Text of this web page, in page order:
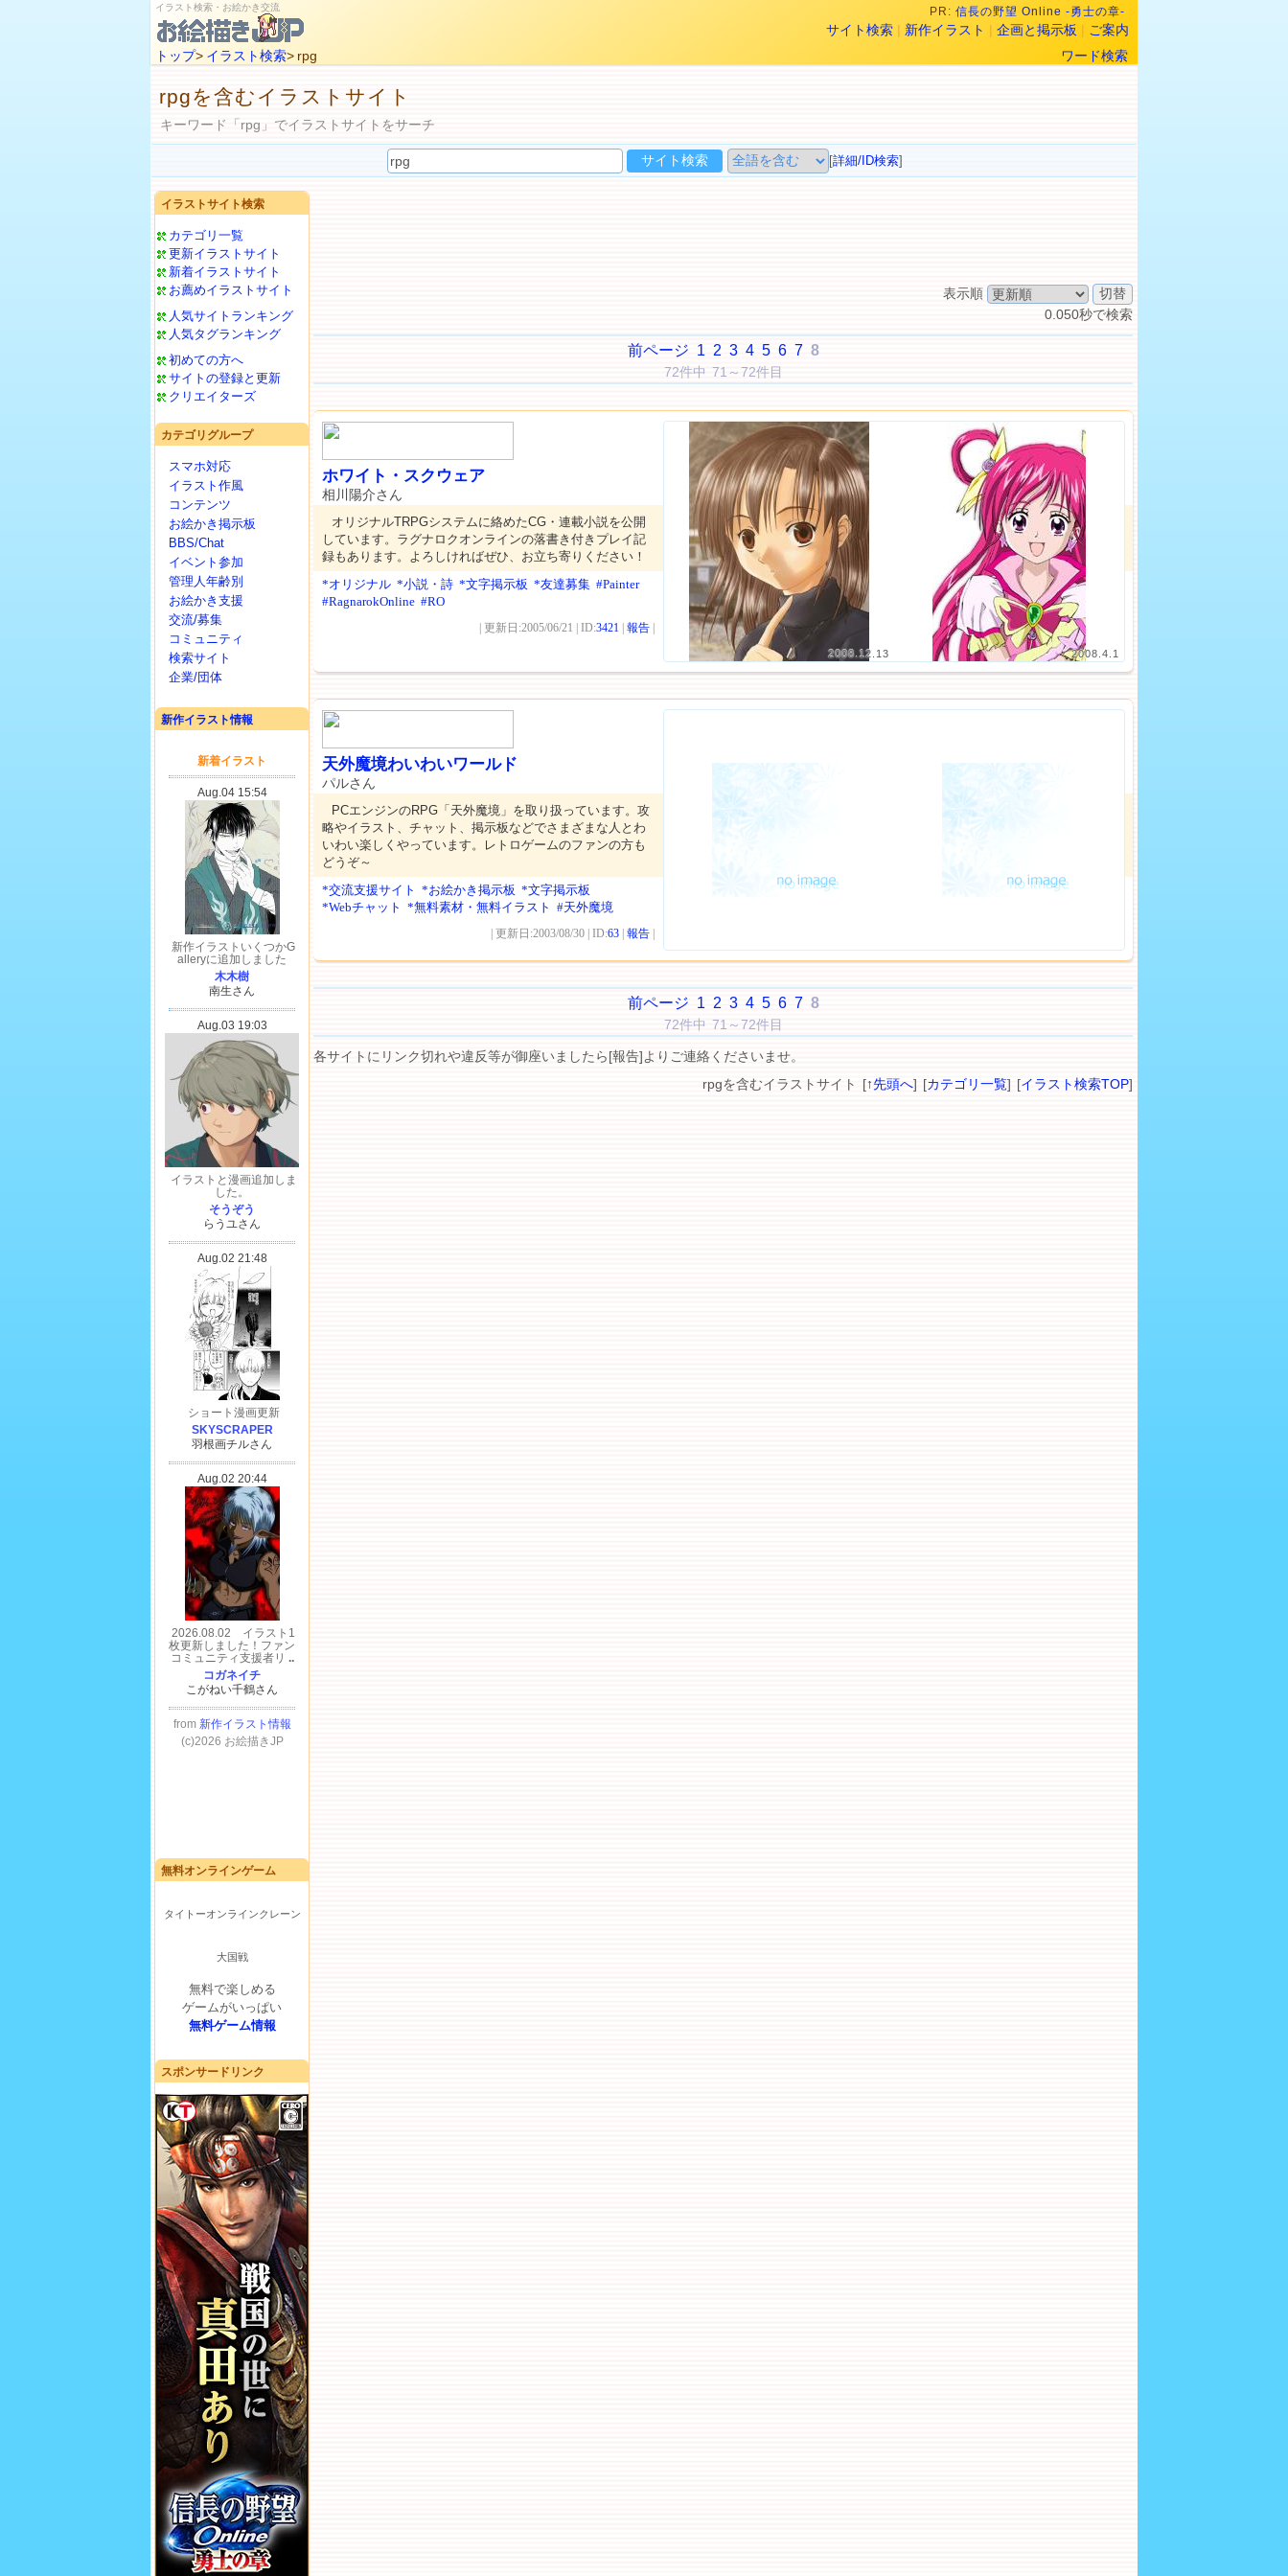
イラスト検索・お絵かき交流 PR: 信長の野望 Online -勇士の章-
サイト検索 | 新作イラスト | 企画と掲示板 | ご案内
トップ> イラスト検索> rpg ワード検索
rpgを含むイラストサイト
キーワード「rpg」でイラストサイトをサーチ
[詳細/ID検索]
イラストサイト検索
カテゴリ一覧
更新イラストサイト
新着イラストサイト
お薦めイラストサイト
人気サイトランキング
人気タグランキング
初めての方へ
サイトの登録と更新
クリエイターズ
カテゴリグループ
スマホ対応
イラスト作風
コンテンツ
お絵かき掲示板
BBS/Chat
イベント参加
管理人年齢別
お絵かき支援
交流/募集
コミュニティ
検索サイト
企業/団体
新作イラスト情報
無料オンラインゲーム
タイトーオンラインクレーン
大国戦
無料で楽しめる
ゲームがいっぱい
無料ゲーム情報
スポンサードリンク
表示順
0.050秒で検索
前ページ 1 2 3 4 5 6 7 8
72件中 71～72件目
2008.12.13 2008.4.1
ホワイト・スクウェア
相川陽介さん
オリジナルTRPGシステムに絡めたCG・連載小説を公開
しています。ラグナロクオンラインの落書き付きプレイ記
録もあります。よろしければぜひ、お立ち寄りください！
*オリジナル *小説・詩 *文字掲示板 *友達募集 #Painter
#RagnarokOnline #RO
| 更新日:2005/06/21 | ID:3421 報告
天外魔境わいわいワールド
パルさん
PCエンジンのRPG「天外魔境」を取り扱っています。攻
略やイラスト、チャット、掲示板などでさまざまな人とわ
いわい楽しくやっています。レトロゲームのファンの方も
どうぞ～
*交流支援サイト *お絵かき掲示板 *文字掲示板
*Webチャット *無料素材・無料イラスト #天外魔境
| 更新日:2003/08/30 | ID:63 報告
前ページ 1 2 3 4 5 6 7 8
72件中 71～72件目
各サイトにリンク切れや違反等が御座いましたら[報告]よりご連絡くださいませ。
rpgを含むイラストサイト [↑先頭へ] [カテゴリ一覧] [イラスト検索TOP]